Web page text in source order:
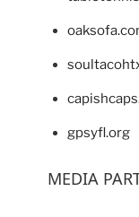
gpsyfl.org
MEDIA